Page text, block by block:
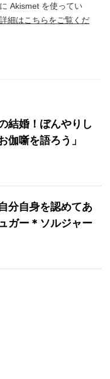
Akismet を使ってい
細はこちらをご覧くだ
結婚！ぼんやりし
伽噺を語ろう」
分自身を認めてあ
ガー＊ソルジャー